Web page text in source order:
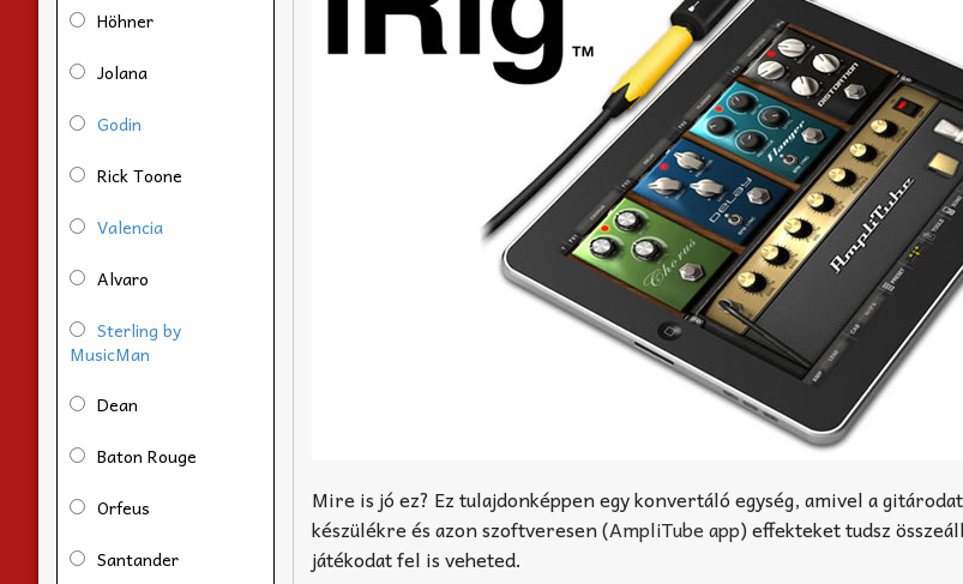
Mire is jó ez? Ez tulajdonképpen egy konvertáló egység, amivel a
készülékre és azon szoftveresen (AmpliTube app) effekteket tudsz
játékodat fel is veheted.
Höhner
Jolana
Godin
Rick Toone
Valencia
Alvaro
Sterling by
MusicMan
Dean
Baton Rouge
Orfeus
Santander